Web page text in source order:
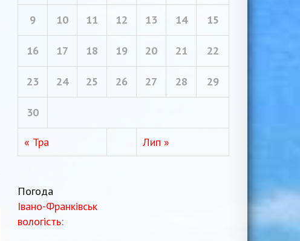
« Тра Лип »
9 10 11 12 13 14 15
16 17 18 19 20 21 22
23 24 25 26 27 28 29
30
Погода
Івано-Франківськ
вологість: